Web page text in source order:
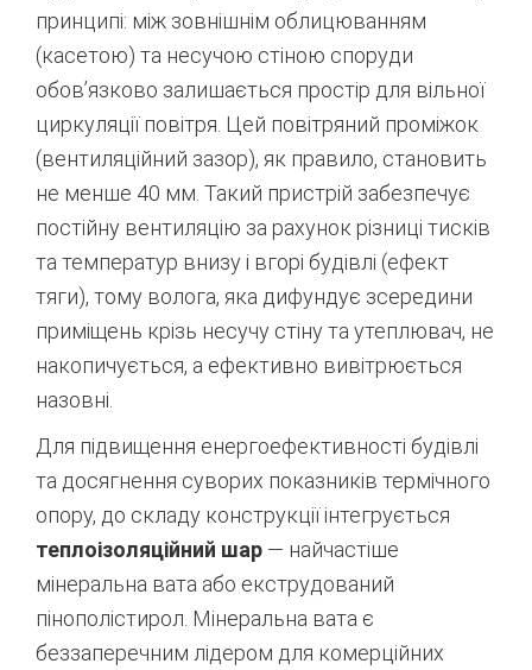
принципі: між зовнішнім облицюванням
(касетою) та несучою стіною споруди
обов’язково залишається простір для вільної
циркуляції повітря. Цей повітряний проміжок
(вентиляційний зазор), як правило, становить
не менше 40 мм. Такий пристрій забезпечує
постійну вентиляцію за рахунок різниці тисків
та температур внизу і вгорі будівлі (ефект
тяги), тому волога, яка дифундує зсередини
приміщень крізь несучу стіну та утеплювач, не
накопичується, а ефективно вивітрюється
назовні.
Для підвищення енергоефективності будівлі
та досягнення суворих показників термічного
опору, до складу конструкції інтегрується
теплоізоляційний шар — найчастіше
мінеральна вата або екструдований
пінополістирол. Мінеральна вата є
беззаперечним лідером для комерційних